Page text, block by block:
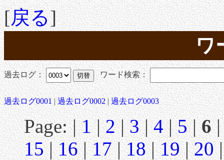
[戻る]
ワ
過去ログ： ワード検索：
過去ログ0001|過去ログ0002|過去ログ0003
Page: |1|2|3|4|5|6
15|16|17|18|19|20